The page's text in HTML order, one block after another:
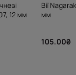
12 мм
Вії
мм
105.00₴